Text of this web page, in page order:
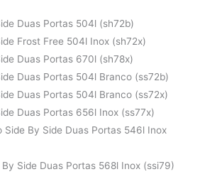
Duas Portas 504l (sh72b)
Frost Free 504l Inox (sh72x)
Duas Portas 670l (sh78x)
Duas Portas 504l Branco (ss72b)
Duas Portas 504l Branco (ss72x)
Duas Portas 656l Inox (ss77x)
Side By Side Duas Portas 546l Inox
Side Duas Portas 568l Inox (ssi79)